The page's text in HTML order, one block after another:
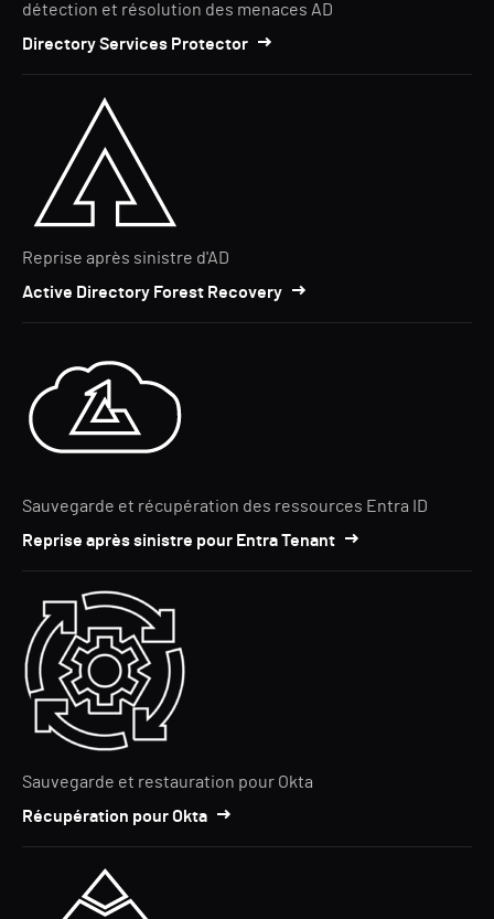
détection et résolution des menaces AD
Directory Services Protector
Reprise après sinistre d'AD
Active Directory Forest Recovery
Sauvegarde et récupération des ressources Entra ID
Reprise après sinistre pour Entra Tenant
Sauvegarde et restauration pour Okta
Récupération pour Okta